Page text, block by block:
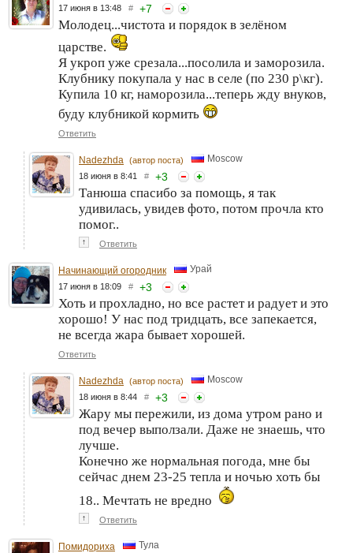
17 июня в 13:48 # +7
Молодец...чистота и порядок в зелёном
царстве.
Я укроп уже срезала...посолила и заморозила.
Клубнику покупала у нас в селе (по 230 р\кг).
Купила 10 кг, наморозила...теперь жду внуков,
буду клубникой кормить
Ответить
Nadezhda (автор поста) Moscow
18 июня в 8:41 # +3
Танюша спасибо за помощь, я так
удивилась, увидев фото, потом прочла кто
помог..
↑ Ответить
Начинающий огородник Урай
17 июня в 18:09 # +3
Хоть и прохладно, но все растет и радует и это
хорошо! У нас под тридцать, все запекается,
не всегда жара бывает хорошей.
Ответить
Nadezhda (автор поста) Moscow
18 июня в 8:44 # +3
Жару мы пережили, из дома утром рано и
под вечер выползали. Даже не знаешь, что
лучше.
Конечно же нормальная погода, мне бы
сейчас днем 23-25 тепла и ночью хоть бы
18.. Мечтать не вредно
↑ Ответить
Помидориха Тула